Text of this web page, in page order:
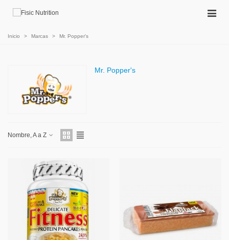
Inicio > Marcas > Mr. Popper's
Mr. Popper's
Nombre, A a Z